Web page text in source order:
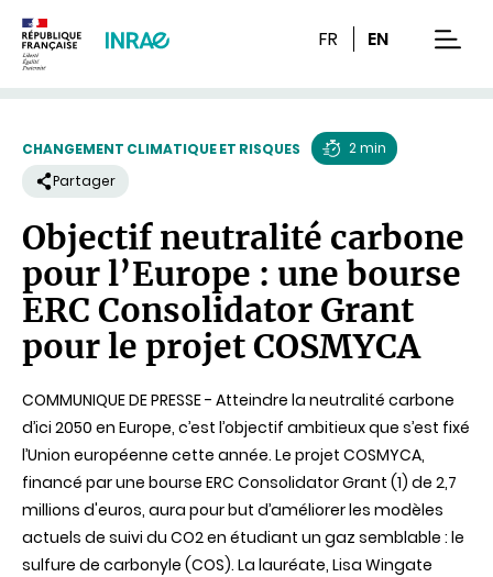
FR EN
CHANGEMENT CLIMATIQUE ET RISQUES
lecture
2 min
Partager
Objectif neutralité carbone
pour l’Europe : une bourse
ERC Consolidator Grant
pour le projet COSMYCA
COMMUNIQUE DE PRESSE - Atteindre la neutralité carbone
d’ici 2050 en Europe, c’est l’objectif ambitieux que s’est fixé
l’Union européenne cette année. Le projet COSMYCA,
financé par une bourse ERC Consolidator Grant (1) de 2,7
millions d'euros, aura pour but d’améliorer les modèles
actuels de suivi du CO2 en étudiant un gaz semblable : le
sulfure de carbonyle (COS). La lauréate, Lisa Wingate